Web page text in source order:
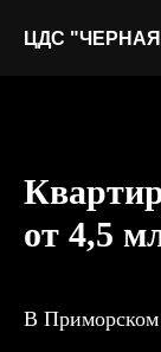
ЦДС
от 4,5
В Приморском